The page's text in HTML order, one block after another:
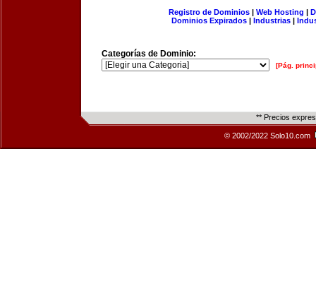
Registro de Dominios| Web Hosting |
Dominios Expirados | Industrias |
Categorías de Dominio:
[Pág.
** Precios
© 2002/2022 Solo10.com